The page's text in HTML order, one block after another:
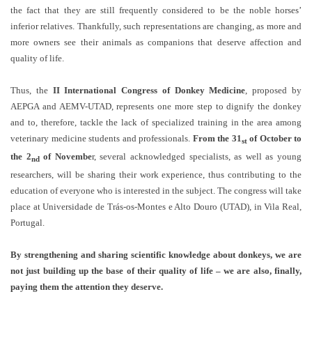
the fact that they are still frequently considered to be the noble horses’
inferior relatives. Thankfully, such representations are changing, as more and
more owners see their animals as companions that deserve affection and
quality of life.
Thus, the II International Congress of Donkey Medicine, proposed by
AEPGA and AEMV-UTAD, represents one more step to dignify the donkey
and to, therefore, tackle the lack of specialized training in the area among
veterinary medicine students and professionals. From the 31stof October to
the 2ndof November, several acknowledged specialists, as well as young
researchers, will be sharing their work experience, thus contributing to the
education of everyone who is interested in the subject. The congress will take
place at Universidade de Trás-os-Montes e Alto Douro (UTAD), in Vila Real,
Portugal.
By strengthening and sharing scientific knowledge about donkeys, we are
not just building up the base of their quality of life – we are also, finally,
paying them the attention they deserve.